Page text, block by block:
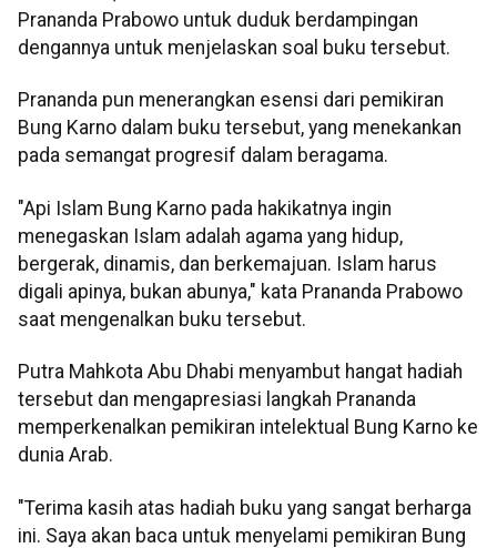
Prananda Prabowo untuk duduk berdampingan
dengannya untuk menjelaskan soal buku tersebut.
Prananda pun menerangkan esensi dari pemikiran
Bung Karno dalam buku tersebut, yang menekankan
pada semangat progresif dalam beragama.
"Api Islam Bung Karno pada hakikatnya ingin
menegaskan Islam adalah agama yang hidup,
bergerak, dinamis, dan berkemajuan. Islam harus
digali apinya, bukan abunya," kata Prananda Prabowo
saat mengenalkan buku tersebut.
Putra Mahkota Abu Dhabi menyambut hangat hadiah
tersebut dan mengapresiasi langkah Prananda
memperkenalkan pemikiran intelektual Bung Karno ke
dunia Arab.
"Terima kasih atas hadiah buku yang sangat berharga
ini. Saya akan baca untuk menyelami pemikiran Bung